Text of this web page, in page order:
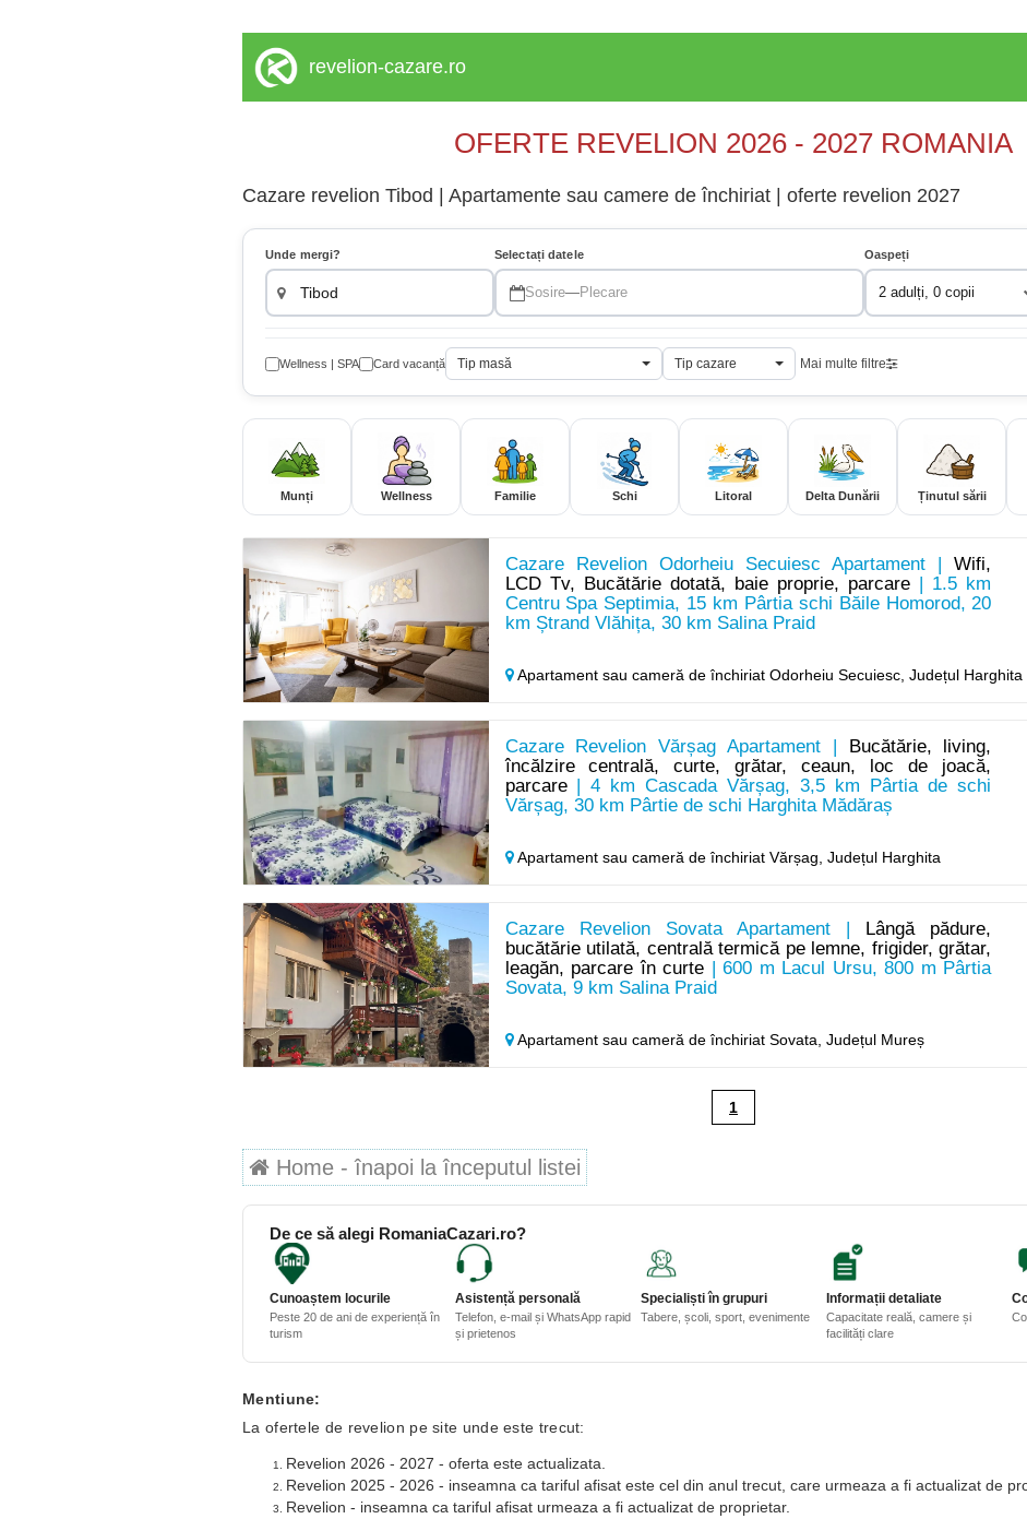
revelion-cazare.ro
OFERTE REVELION 2026 - 2027 ROMANIA
Cazare revelion Tibod | Apartamente sau camere de închiriat | oferte revelion 2027
Unde mergi? Selectați datele
Sosire—Plecare
Oaspeți
2 adulți, 0 copii
Wellness | SPA Card vacanță Tip masă Tip cazare Mai multe filtre
Munți Wellness Familie Schi Litoral Delta Dunării Ținutul sării
Cazare Revelion Odorheiu Secuiesc Apartament |Wifi,
LCD Tv, Bucătărie dotată, baie proprie, parcare | 1.5 km
Centru Spa Septimia, 15 km Pârtia schi Băile Homorod, 20
km Ștrand Vlăhița, 30 km Salina Praid
Apartament sau cameră de închiriat Odorheiu Secuiesc, Județul Harghita
Cazare Revelion Vărșag Apartament |
Bucătărie, living,
încălzire centrală, curte, grătar, ceaun, loc de joacă,
parcare| 4 km Cascada Vărșag, 3,5 km Pârtia de schi
Vărșag, 30 km Pârtie de schi Harghita Mădăraș
Apartament sau cameră de închiriat Vărșag, Județul Harghita
Cazare Revelion Sovata Apartament |
Lângă pădure,
bucătărie utilată, centrală termică pe lemne, frigider, grătar,
leagăn, parcare în curte | 600 m Lacul Ursu, 800 m Pârtia
Sovata, 9 km Salina Praid
Apartament sau cameră de închiriat Sovata, Județul Mureș
1
Home - înapoi la începutul listei
De ce să alegi RomaniaCazari.ro?
Cunoaștem locurile
Peste 20 de ani de experiență în
turism
Asistență personală
Telefon, e-mail și WhatsApp rapid
și prietenos
Specialiști în grupuri
Tabere, școli, sport, evenimente
Informații detaliate
Capacitate reală, camere și
facilități clare
Mentiune:
La ofertele de revelion pe site unde este trecut:
Revelion 2026 - 2027 - oferta este actualizata.
Revelion 2025 - 2026 - inseamna ca tariful afisat este cel din anul trecut, care urmeaza a fi actualizat de
Revelion - inseamna ca tariful afisat urmeaza a fi actualizat de proprietar.